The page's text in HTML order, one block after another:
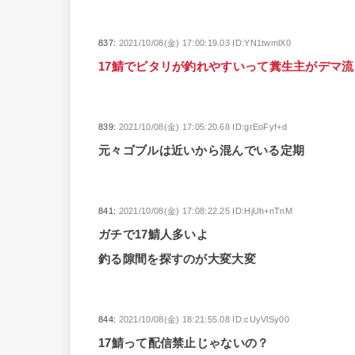
837: 2021/10/08(金) 17:00:19.03 ID:YN1twmlX0
17鯖でピタリが釣れやすいって糞生主がデマ
839: 2021/10/08(金) 17:05:20.68 ID:grEoFyf+d
元々ゴブルは近いから混んでいる定期
841: 2021/10/08(金) 17:08:22.25 ID:HjUh+nTnM
ガチで17鯖人多いよ
釣る隙間を探すのが大変大変
844: 2021/10/08(金) 18:21:55.08 ID:cUyVlSy00
17鯖って配信禁止じゃないの？